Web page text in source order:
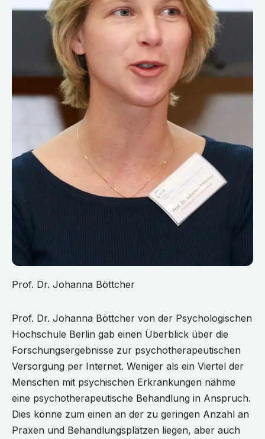
Prof. Dr. Johanna Böttcher
Prof. Dr. Johanna Böttcher von der Psychologischen
Hochschule Berlin gab einen Überblick über die
Forschungsergebnisse zur psychotherapeutischen
Versorgung per Internet. Weniger als ein Viertel der
Menschen mit psychischen Erkrankungen nähme
eine psychotherapeutische Behandlung in Anspruch.
Dies könne zum einen an der zu geringen Anzahl an
Praxen und Behandlungsplätzen liegen, aber auch